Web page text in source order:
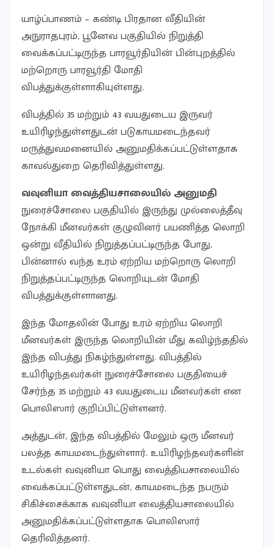
யாழ்ப்பாணம் – கண்டி பிரதான வீதியின்
அநுராதபுரம், பூனேவ பகுதியில் நிறுத்தி
வைக்கப்பட்டிருந்த பாரவூர்தியின் பின்புறத்தில்
மற்றொரு பாரவூர்தி மோதி
விபத்துக்குள்ளாகியுள்ளது.
விபத்தில் 35 மற்றும் 43 வயதுடைய இருவர்
உயிரிழந்துள்ளதுடன் படுகாயமடைந்தவர்
மருத்துவமனையில் அனுமதிக்கப்பட்டுள்ளதாக
காவல்துறை தெரிவித்துள்ளது.
வவுனியா வைத்தியசாலையில் அனுமதி
நுரைச்சோலை பகுதியில் இருந்து முல்லைத்தீவு
நோக்கி மீனவர்கள் குழுவினர் பயணித்த லொறி
ஒன்று வீதியில் நிறுத்தப்பட்டிருந்த போது,
பின்னால் வந்த உரம் ஏற்றிய மற்றொரு லொறி
நிறுத்தப்பட்டிருந்த லொறியுடன் மோதி
விபத்துக்குள்ளானது.
இந்த மோதலின் போது உரம் ஏற்றிய லொறி
மீனவர்கள் இருந்த லொறியின் மீது கவிழ்ந்ததில்
இந்த விபத்து நிகழ்ந்துள்ளது. விபத்தில்
உயிரிழந்தவர்கள் நுரைச்சோலை பகுதியைச்
சேர்ந்த 35 மற்றும் 43 வயதுடைய மீனவர்கள் என
பொலிஸார் குறிப்பிட்டுள்ளனர்.
அத்துடன், இந்த விபத்தில் மேலும் ஒரு மீனவர்
பலத்த காயமடைந்துள்ளார். உயிரிழந்தவர்களின்
உடல்கள் வவுனியா பொது வைத்தியசாலையில்
வைக்கப்பட்டுள்ளதுடன், காயமடைந்த நபரும்
சிகிச்சைக்காக வவுனியா வைத்தியசாலையில்
அனுமதிக்கப்பட்டுள்ளதாக பொலிஸார்
தெரிவித்தனர்.